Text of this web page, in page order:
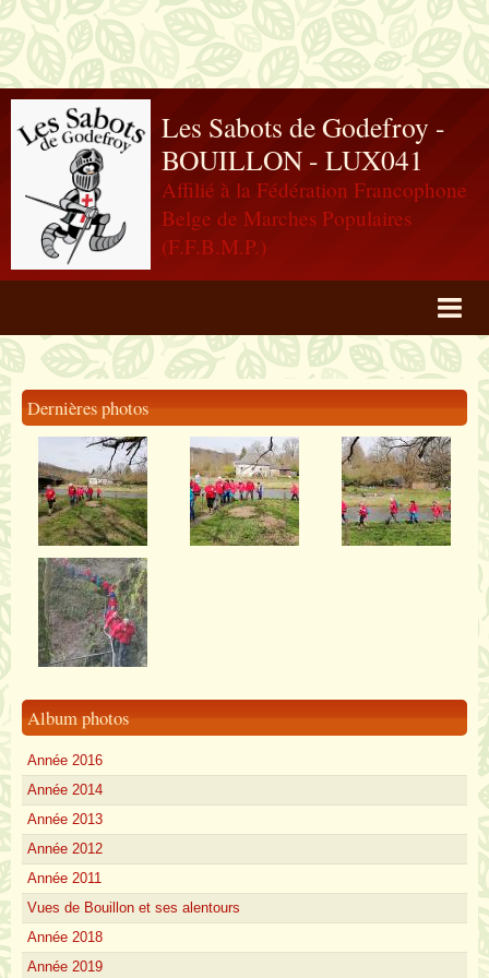
Les Sabots de Godefroy -
BOUILLON - LUX041
Affilié à la Fédération Francophone
Belge de Marches Populaires
(F.F.B.M.P.)
Agenda
Dernières photos
Album photos
Année 2016
Année 2014
Année 2013
Année 2012
Année 2011
Vues de Bouillon et ses alentours
Année 2018
Année 2019